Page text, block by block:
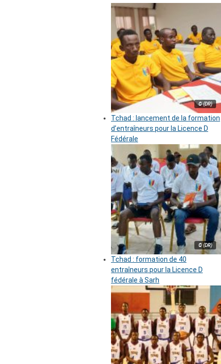
© (DR)
Tchad : lancement de la formation
d’entraîneurs pour la Licence D
Fédérale
© (DR)
Tchad : formation de 40
entraîneurs pour la Licence D
fédérale à Sarh